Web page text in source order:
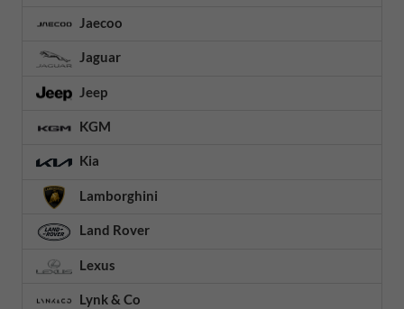
Jaecoo
Jaguar
Jeep
KGM
Kia
Lamborghini
Land Rover
Lexus
Lynk & Co